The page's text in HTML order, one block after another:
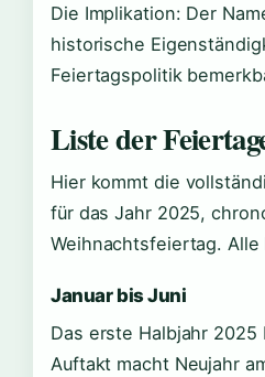
Die Implikation: Der
historische
Feiertagspolitik
Liste der
Hier kommt die
für das Jahr 2025,
Weihnachtsfeiertag.
Januar bis Juni
Das erste Halbjahr
Auftakt macht Neujahr